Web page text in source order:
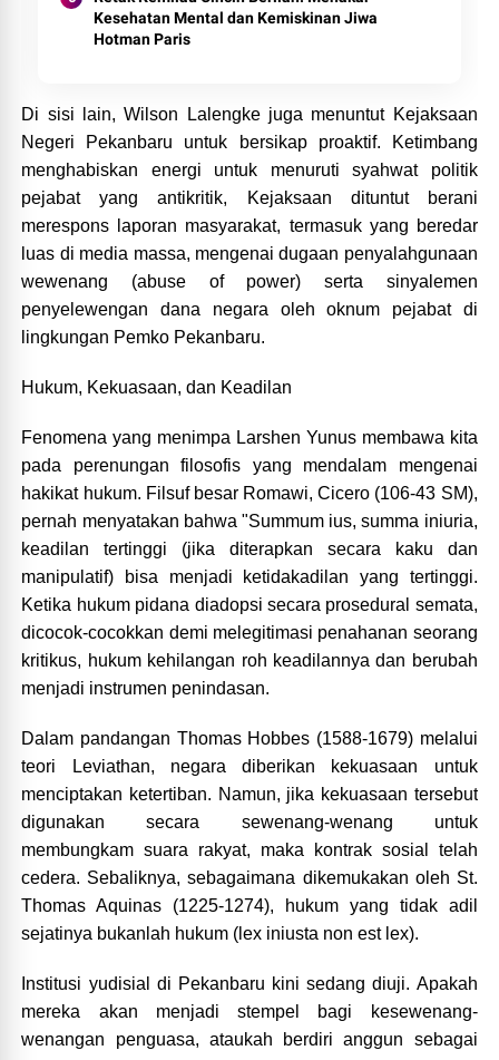
Kesehatan Mental dan Kemiskinan Jiwa
Hotman Paris
Di sisi lain, Wilson Lalengke juga menuntut Kejaksaan
Negeri Pekanbaru untuk bersikap proaktif. Ketimbang
menghabiskan energi untuk menuruti syahwat politik
pejabat yang antikritik, Kejaksaan dituntut berani
merespons laporan masyarakat, termasuk yang beredar
luas di media massa, mengenai dugaan penyalahgunaan
wewenang (abuse of power) serta sinyalemen
penyelewengan dana negara oleh oknum pejabat di
lingkungan Pemko Pekanbaru.
Hukum, Kekuasaan, dan Keadilan
Fenomena yang menimpa Larshen Yunus membawa kita
pada perenungan filosofis yang mendalam mengenai
hakikat hukum. Filsuf besar Romawi, Cicero (106-43 SM),
pernah menyatakan bahwa "Summum ius, summa iniuria,
keadilan tertinggi (jika diterapkan secara kaku dan
manipulatif) bisa menjadi ketidakadilan yang tertinggi.
Ketika hukum pidana diadopsi secara prosedural semata,
dicocok-cocokkan demi melegitimasi penahanan seorang
kritikus, hukum kehilangan roh keadilannya dan berubah
menjadi instrumen penindasan.
Dalam pandangan Thomas Hobbes (1588-1679) melalui
teori Leviathan, negara diberikan kekuasaan untuk
menciptakan ketertiban. Namun, jika kekuasaan tersebut
digunakan secara sewenang-wenang untuk
membungkam suara rakyat, maka kontrak sosial telah
cedera. Sebaliknya, sebagaimana dikemukakan oleh St.
Thomas Aquinas (1225-1274), hukum yang tidak adil
sejatinya bukanlah hukum (lex iniusta non est lex).
Institusi yudisial di Pekanbaru kini sedang diuji. Apakah
mereka akan menjadi stempel bagi kesewenang-
wenangan penguasa, ataukah berdiri anggun sebagai